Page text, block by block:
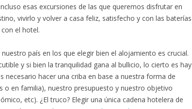
esas excursiones de las que queremos disfrutar en
vivirlo y volver a casa feliz, satisfecho y con las baterías
el hotel.
país en los que elegir bien el alojamiento es crucial.
y si bien la tranquilidad gana al bullicio, lo cierto es hay
necesario hacer una criba en base a nuestra forma de
o en familia), nuestro presupuesto y nuestro objetivo
etc). ¿El truco? Elegir una única cadena hotelera de